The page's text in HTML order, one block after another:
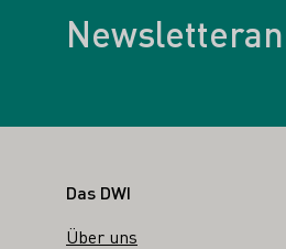
Fußbereich
Das DWI
Über uns